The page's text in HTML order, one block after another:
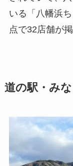
いる「八幡浜
点で32店舗が
道の駅・み